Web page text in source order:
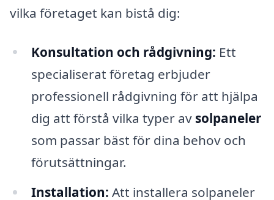
vilka företaget kan bistå dig:
Konsultation och rådgivning: Ett
specialiserat företag erbjuder
professionell rådgivning för att hjälpa
dig att förstå vilka typer av solpaneler
som passar bäst för dina behov och
förutsättningar.
Installation: Att installera solpaneler